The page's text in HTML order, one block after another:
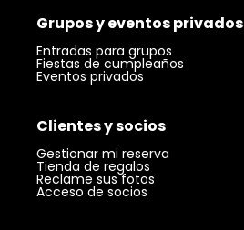
Grupos y eventos privados
Entradas para grupos
Fiestas de cumpleaños
Eventos privados
Clientes y socios
Gestionar mi reserva
Tienda de regalos
Reclame sus fotos
Acceso de socios